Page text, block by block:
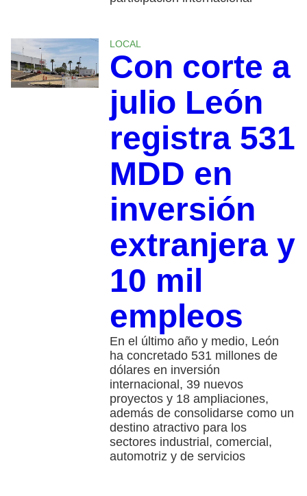
LOCAL
Con corte a
julio León
registra 531
MDD en
inversión
extranjera y
10 mil
empleos
En el último año y medio, León
ha concretado 531 millones de
dólares en inversión
internacional, 39 nuevos
proyectos y 18 ampliaciones,
además de consolidarse como un
destino atractivo para los
sectores industrial, comercial,
automotriz y de servicios